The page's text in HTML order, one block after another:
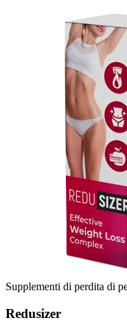
Supplementi di perdita di
Redusizer